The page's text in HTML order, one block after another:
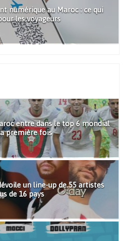
numérique au Maroc : ce qui
les voyageurs
entre dans le top 6 mondial
première fois
un line-up de 55 artistes
de 16 pays